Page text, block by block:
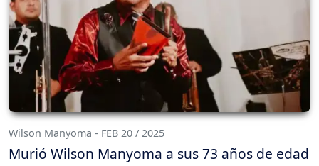
Wilson Manyoma - FEB 20 / 2025
Murió Wilson Manyoma a sus 73 años de edad